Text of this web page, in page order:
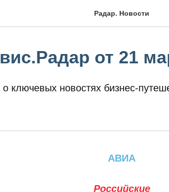
Радар. Новости
от 21
ключевых новостях бизнес-
АВИА
Российские